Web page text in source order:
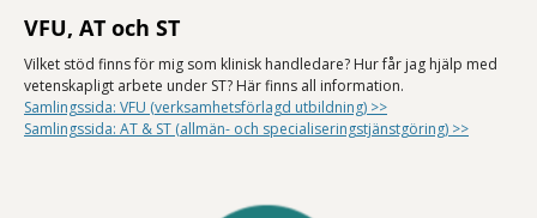
VFU, AT och ST
Vilket stöd finns för mig som klinisk handledare? Hur får jag hjälp med
vetenskapligt arbete under ST? Här finns all information.
Samlingssida: VFU (verksamhetsförlagd utbildning) >>
Samlingssida: AT & ST (allmän- och specialiseringstjänstgöring) >>